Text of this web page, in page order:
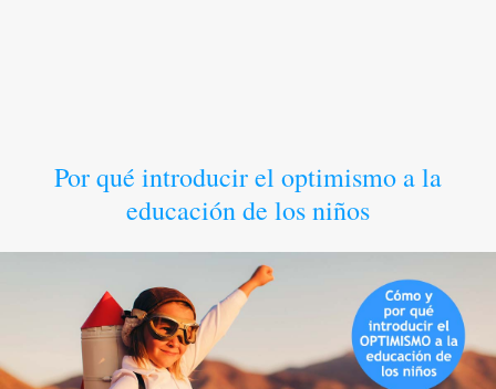
Por qué introducir el optimismo a la
educación de los niños